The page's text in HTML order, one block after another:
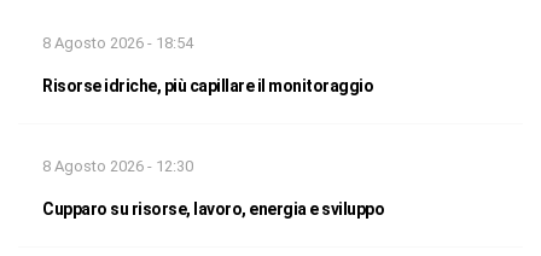
8 Agosto 2026 - 18:54
Risorse idriche, più capillare il monitoraggio
8 Agosto 2026 - 12:30
Cupparo su risorse, lavoro, energia e sviluppo